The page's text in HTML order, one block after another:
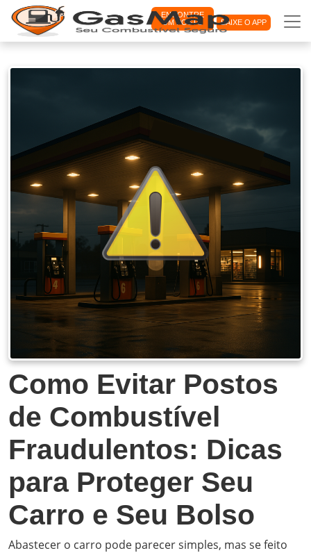
ENCONTRE
UM POSTO
BAIXE O APP
Como Evitar Postos
de Combustível
Fraudulentos: Dicas
para Proteger Seu
Carro e Seu Bolso
Abastecer o carro pode parecer simples, mas se feito